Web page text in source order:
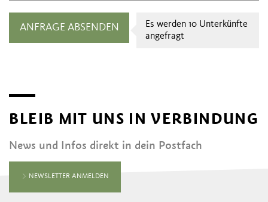
Es werden 10 Unterkünfte
angefragt
BLEIB MIT UNS IN VERBINDUNG
News und Infos direkt in dein Postfach
NEWSLETTER ANMELDEN